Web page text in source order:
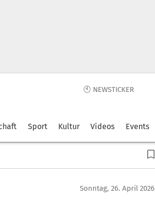
🕙 NEWSTICKER
Sport Kultur Videos Events
Sonntag, 26. April 2026